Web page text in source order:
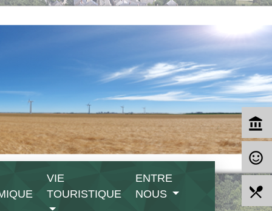
VIE
TOURISTIQUE
ENTRE
NOUS
account_balance
sentiment_satisfied_alt
local_dining